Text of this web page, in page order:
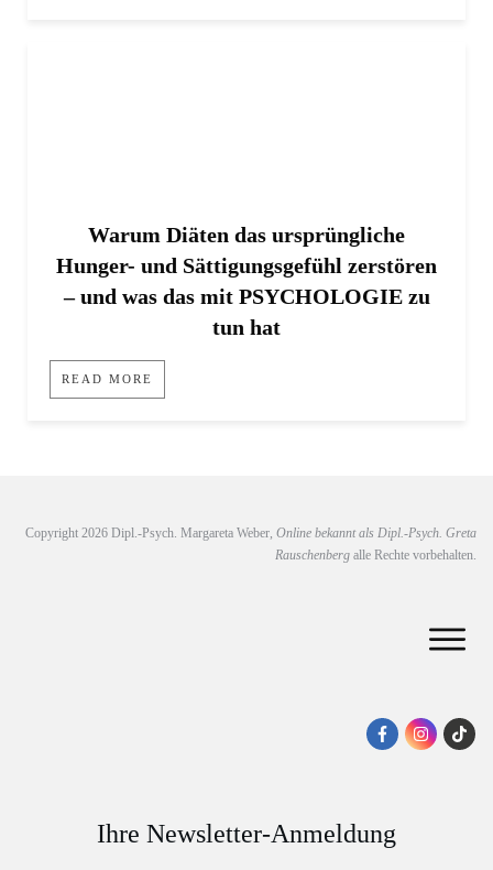
Warum Diäten das ursprüngliche
Hunger- und Sättigungsgefühl zerstören
– und was das mit PSYCHOLOGIE zu
tun hat
READ MORE
Copyright 2026 Dipl.-Psych. Margareta Weber, Online bekannt als Dipl.-Psych. Greta
Rauschenberg alle Rechte vorbehalten.
Ihre Newsletter-Anmeldung